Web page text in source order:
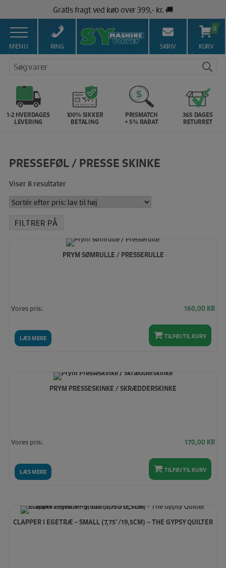
indholdet
Gratis fragt ved køb over 399,- kr. 🚚
Salg af symaskiner siden 1967 🥇
100% Dansk hjemmeside 👍
Brug for hjælp? Ring på 43 44 45 15 ☎️
Vi matcher alle danske priser 💰
MENU RING SKRIV
0
KURV
Søg varer
1-2 HVERDAGES
LEVERING
100% SIKKER
BETALING
PRISMATCH
+ 5% RABAT
365 DAGES
RETURRET
PRESSEFØL / PRESSE SKINKE
Viser 8 resultaterSorteret
efter
pris:
høj
FILTRER PÅ
PRYM SØMRULLE / PRESSERULLE
LÆS MERE
Vores pris: 160,00 KR
TILFØJ TIL KURV
PRYM PRESSESKINKE / SKRÆDDERSKINKE
LÆS MERE
Vores pris: 170,00 KR
TILFØJ TIL KURV
CLAPPER I EGETRÆ – SMALL (7,75″/19,5CM) – THE GYPSY QUILTER